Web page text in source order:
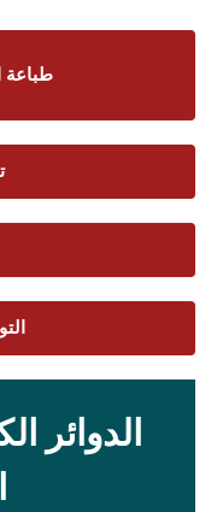
طباعة
الدوائر